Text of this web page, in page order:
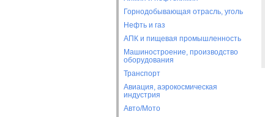
Горнодобывающая отрасль, уголь
Нефть и газ
АПК и пищевая промышленность
Машиностроение, производство
оборудования
Транспорт
Авиация, аэрокосмическая
индустрия
Авто/Мото